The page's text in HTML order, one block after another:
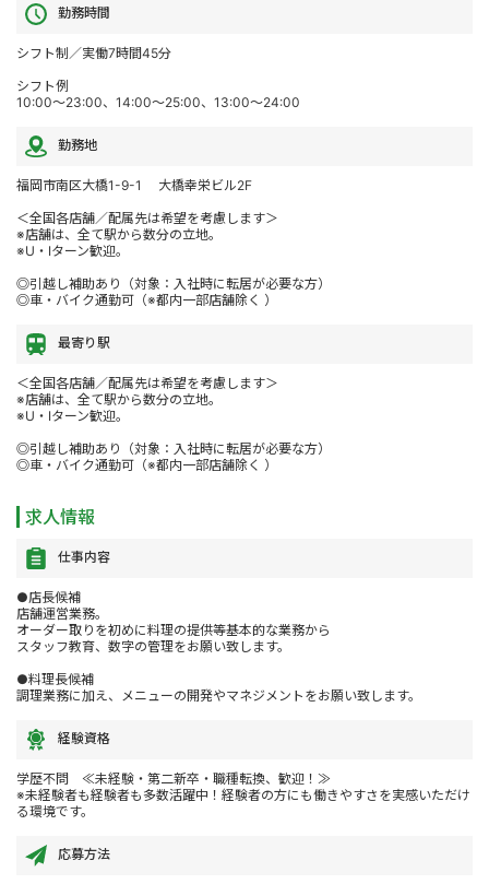
勤務時間
シフト制／実働7時間45分
シフト例
10:00～23:00、14:00～25:00、13:00～24:00
勤務地
福岡市南区大橋1-9-1 大橋幸栄ビル2F
＜全国各店舗／配属先は希望を考慮します＞
※店舗は、全て駅から数分の立地。
※U・Iターン歓迎。
◎引越し補助あり（対象：入社時に転居が必要な方）
◎車・バイク通勤可（※都内一部店舗除く ）
最寄り駅
＜全国各店舗／配属先は希望を考慮します＞
※店舗は、全て駅から数分の立地。
※U・Iターン歓迎。
◎引越し補助あり（対象：入社時に転居が必要な方）
◎車・バイク通勤可（※都内一部店舗除く ）
求人情報
仕事内容
●店長候補
店舗運営業務。
オーダー取りを初めに料理の提供等基本的な業務から
スタッフ教育、数字の管理をお願い致します。
●料理長候補
調理業務に加え、メニューの開発やマネジメントをお願い致します。
経験資格
学歴不問 ≪未経験・第二新卒・職種転換、歓迎！≫
※未経験者も経験者も多数活躍中！経験者の方にも働きやすさを実感いただけ
る環境です。
応募方法